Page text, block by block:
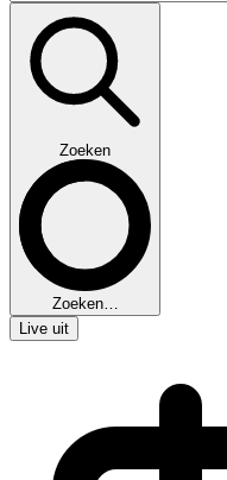
Zoeken
Zoeken…
Live uit